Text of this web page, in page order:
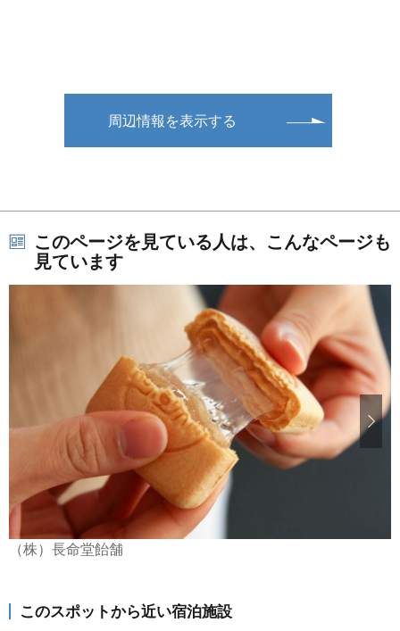
周辺情報を表示する
このページを見ている人は、こんなページも
見ています
（株）長命堂飴舗
このスポットから近い宿泊施設